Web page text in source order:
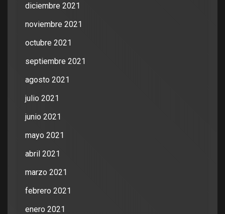
diciembre 2021
noviembre 2021
octubre 2021
septiembre 2021
agosto 2021
julio 2021
junio 2021
mayo 2021
abril 2021
marzo 2021
febrero 2021
enero 2021